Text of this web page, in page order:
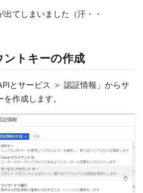
てしまいました（汗・・
トキーの作成
とサービス ＞ 認証情報」からサ
作成します。